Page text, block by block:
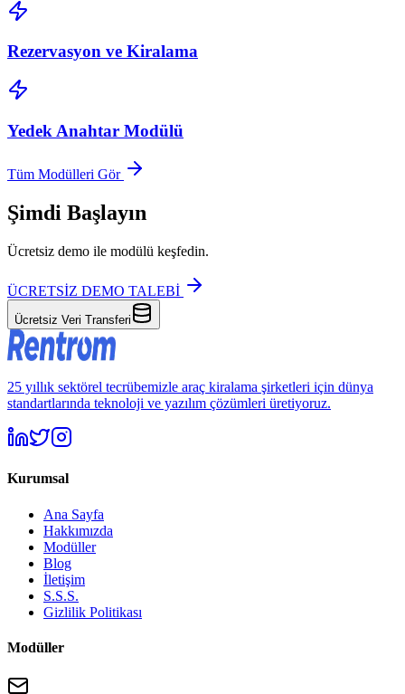
Rezervasyon ve Kiralama
Yedek Anahtar Modülü
Tüm Modülleri Gör
Şimdi Başlayın
Ücretsiz demo ile modülü keşfedin.
ÜCRETSİZ DEMO TALEBİ
Ücretsiz Veri Transferi
25 yıllık sektörel tecrübemizle araç kiralama şirketleri için dünya
standartlarında teknoloji ve yazılım çözümleri üretiyoruz.
Kurumsal
Ana Sayfa
Hakkımızda
Modüller
Blog
İletişim
S.S.S.
Gizlilik Politikası
Modüller